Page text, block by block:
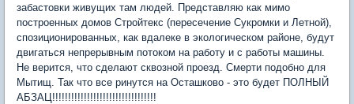
забастовки живущих там людей. Представляю как мимо
построенных домов Стройтекс (пересечение Сукромки и Летной),
спозиционированных, как вдалеке в экологическом районе, будут
двигаться непрерывным потоком на работу и с работы машины.
Не верится, что сделают сквозной проезд. Смерти подобно для
Мытищ. Так что все ринутся на Осташково - это будет ПОЛНЫЙ
АБЗАЦ!!!!!!!!!!!!!!!!!!!!!!!!!!!!!!!!!